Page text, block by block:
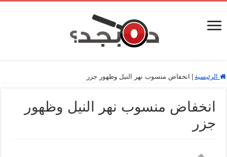
الرئيسية انخفاض منسوب نهر النيل وظهور جزر
انخفاض منسوب نهر النيل وظهور
جزر